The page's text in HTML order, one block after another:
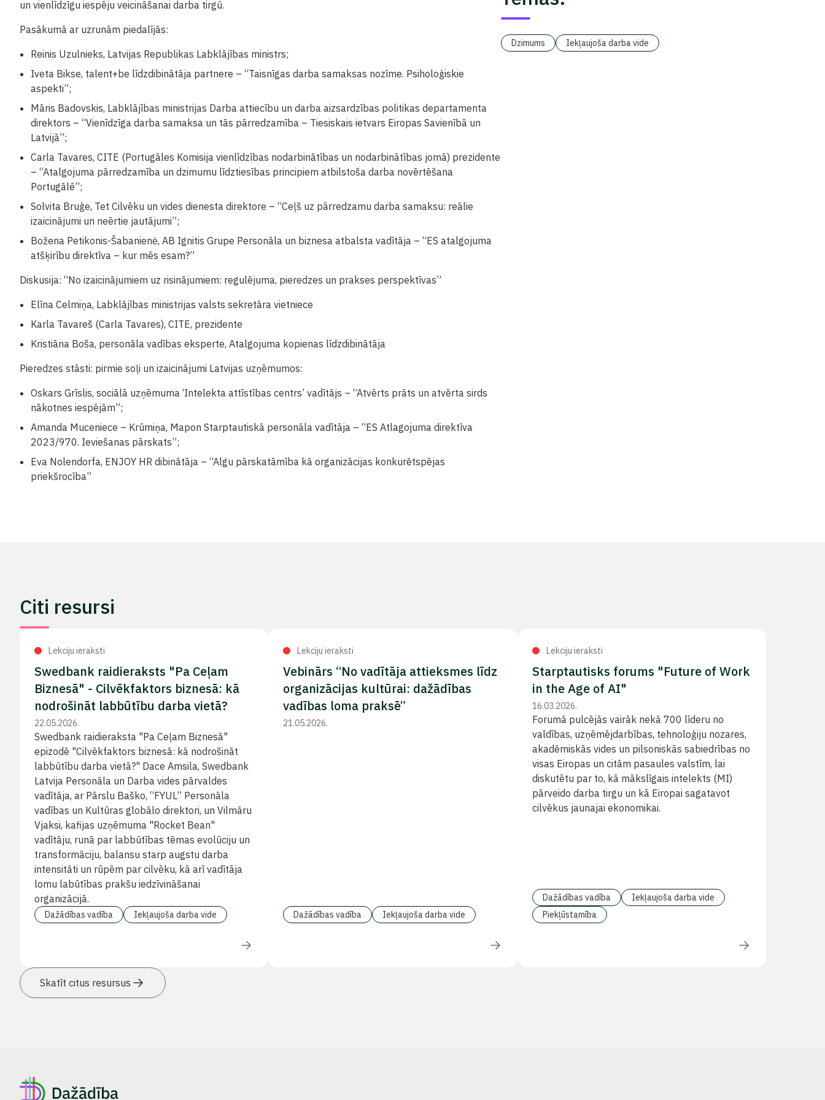
un vienlīdzīgu iespēju veicināšanai darba tirgū.
Pasākumā ar uzrunām piedalījās:
Reinis Uzulnieks, Latvijas Republikas Labklājības ministrs;
Iveta Bikse, talent+be līdzdibinātāja partnere – “Taisnīgas darba samaksas nozīme. Psiholoģiskie
aspekti”;
Māris Badovskis, Labklājības ministrijas Darba attiecību un darba aizsardzības politikas departamenta
direktors – “Vienīdzīga darba samaksa un tās pārredzamība – Tiesiskais ietvars Eiropas Savienībā un
Latvijā”;
Carla Tavares, CITE (Portugāles Komisija vienlīdzības nodarbinātības un nodarbinātības jomā) prezidente
– “Atalgojuma pārredzamība un dzimumu līdztiesības principiem atbilstoša darba novērtēšana
Portugālē”;
Solvita Bruģe, Tet Cilvēku un vides dienesta direktore – “Ceļš uz pārredzamu darba samaksu: reālie
izaicinājumi un neērtie jautājumi”;
Božena Petikonis-Šabanienė, AB Ignitis Grupe Personāla un biznesa atbalsta vadītāja – “ES atalgojuma
atšķirību direktīva – kur mēs esam?”
Diskusija: “No izaicinājumiem uz risinājumiem: regulējuma, pieredzes un prakses perspektīvas”
Elīna Celmiņa, Labklājības ministrijas valsts sekretāra vietniece
Karla Tavareš (Carla Tavares), CITE, prezidente
Kristiāna Boša, personāla vadības eksperte, Atalgojuma kopienas līdzdibinātāja
Pieredzes stāsti: pirmie soļi un izaicinājumi Latvijas uzņēmumos:
Oskars Grīslis, sociālā uzņēmuma ‘Intelekta attīstības centrs’ vadītājs – “Atvērts prāts un atvērta sirds
nākotnes iespējām”;
Amanda Muceniece – Krūmiņa, Mapon Starptautiskā personāla vadītāja – “ES Atlagojuma direktīva
2023/970. Ieviešanas pārskats”;
Eva Nolendorfa, ENJOY HR dibinātāja – “Algu pārskatāmība kā organizācijas konkurētspējas
priekšrocība”
Dzimums Iekļaujoša darba vide
Citi resursi
Lekciju ieraksti
Swedbank raidieraksts "Pa Ceļam
Biznesā" - Cilvēkfaktors biznesā: kā
nodrošināt labbūtību darba vietā?
22.05.2026.
Swedbank raidieraksta "Pa Ceļam Biznesā"
epizodē "Cilvēkfaktors biznesā: kā nodrošināt
labbūtību darba vietā?" Dace Amsila, Swedbank
Latvija Personāla un Darba vides pārvaldes
vadītāja, ar Pārslu Baško, “FYUL” Personāla
vadības un Kultūras globālo direktori, un Vilmāru
Vjaksi, kafijas uzņēmuma "Rocket Bean"
vadītāju, runā par labbūtības tēmas evolūciju un
transformāciju, balansu starp augstu darba
intensitāti un rūpēm par cilvēku, kā arī vadītāja
lomu labūtības prakšu iedzīvināšanai
organizācijā.
Dažādības vadība Iekļaujoša darba vide
Lekciju ieraksti
Vebinārs “No vadītāja attieksmes līdz
organizācijas kultūrai: dažādības
vadības loma praksē”
21.05.2026.
Dažādības vadība Iekļaujoša darba vide
Lekciju ieraksti
Starptautisks forums "Future of Work
in the Age of AI"
16.03.2026.
Forumā pulcējās vairāk nekā 700 līderu no
valdības, uzņēmējdarbības, tehnoloģiju nozares,
akadēmiskās vides un pilsoniskās sabiedrības no
visas Eiropas un citām pasaules valstīm, lai
diskutētu par to, kā mākslīgais intelekts (MI)
pārveido darba tirgu un kā Eiropai sagatavot
cilvēkus jaunajai ekonomikai.
Dažādības vadība
Iekļaujoša darba vide
Piekļūstamība
Skatīt citus resursus